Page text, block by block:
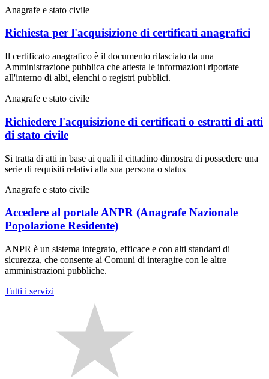
Anagrafe e stato civile
Richiesta per l'acquisizione di certificati anagrafici
Il certificato anagrafico è il documento rilasciato da una
Amministrazione pubblica che attesta le informazioni riportate
all'interno di albi, elenchi o registri pubblici.
Anagrafe e stato civile
Richiedere l'acquisizione di certificati o estratti di atti
di stato civile
Si tratta di atti in base ai quali il cittadino dimostra di possedere una
serie di requisiti relativi alla sua persona o status
Anagrafe e stato civile
Accedere al portale ANPR (Anagrafe Nazionale
Popolazione Residente)
ANPR è un sistema integrato, efficace e con alti standard di
sicurezza, che consente ai Comuni di interagire con le altre
amministrazioni pubbliche.
Tutti i servizi